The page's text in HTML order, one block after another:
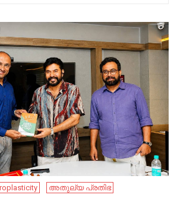
അതുല്യ പ്രതിഭ